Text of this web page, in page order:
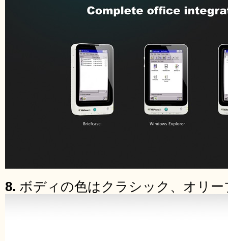
8. ボディの色はクラシック、オリ